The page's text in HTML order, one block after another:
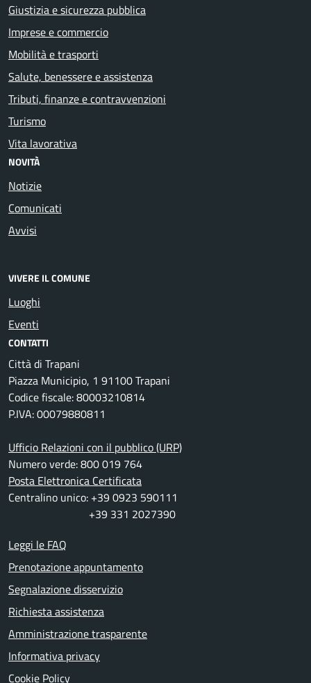
Giustizia e sicurezza pubblica
Imprese e commercio
Mobilità e trasporti
Salute, benessere e assistenza
Tributi, finanze e contravvenzioni
Turismo
Vita lavorativa
NOVITÀ
Notizie
Comunicati
Avvisi
VIVERE IL COMUNE
Luoghi
Eventi
CONTATTI
Città di Trapani
Piazza Municipio, 1 91100 Trapani
Codice fiscale: 80003210814
P.IVA: 00079880811
Ufficio Relazioni con il pubblico (URP)
Numero verde: 800 019 764
Posta Elettronica Certificata
Centralino unico: +39 0923 590111
+39 331 2027390
Leggi le FAQ
Prenotazione appuntamento
Segnalazione disservizio
Richiesta assistenza
Amministrazione trasparente
Informativa privacy
Cookie Policy